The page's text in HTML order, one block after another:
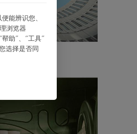
能辨识您、
浏览器
助”、“⼯具”
选择是否同